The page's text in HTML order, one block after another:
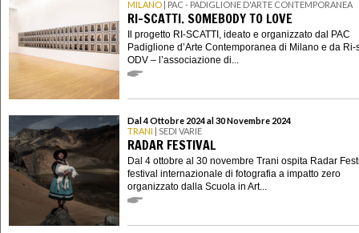
MILANO | PAC - PADIGLIONE D'ARTE CONTEMPORANEA
RI-SCATTI. SOMEBODY TO LOVE
Il progetto RI-SCATTI, ideato e organizzato dal PAC
Padiglione d’Arte Contemporanea di Milano e da Ri-
ODV – l’associazione di...
Dal 4 Ottobre 2024 al 30 Novembre 2024
TRANI | SEDI VARIE
RADAR FESTIVAL
Dal 4 ottobre al 30 novembre Trani ospita Radar
festival internazionale di fotografia a impatto zero
organizzato dalla Scuola in Art...